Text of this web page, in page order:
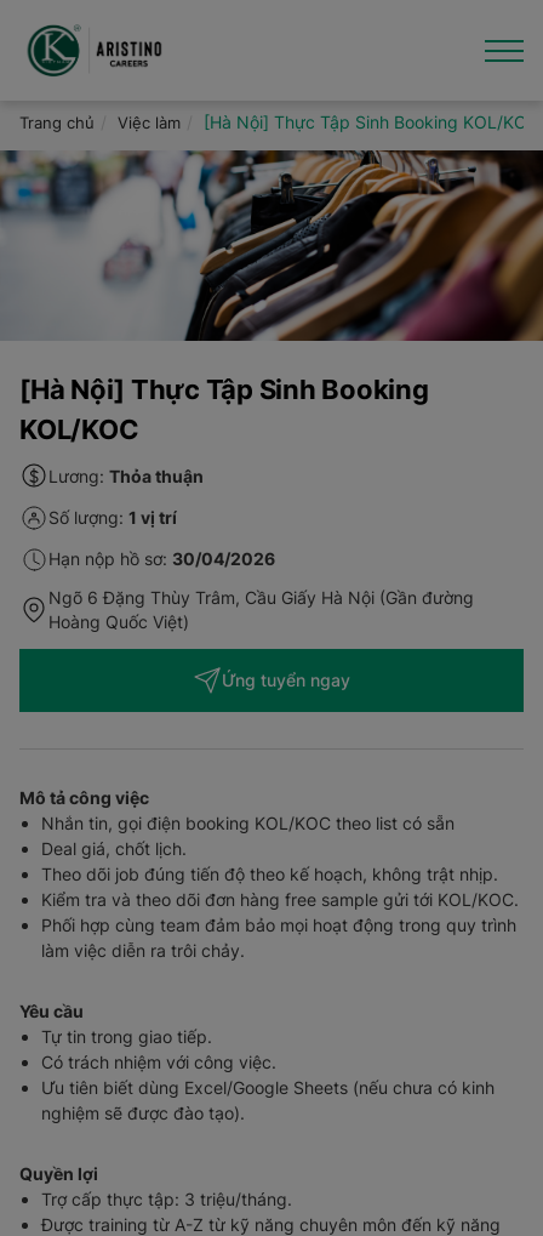
đến
Giới thiệu
Việc làm
Văn hóa - Tin tức
Trang chủ Việc làm [Hà Nội] Thực Tập Sinh Booking KOL/KOC
[Hà Nội] Thực Tập Sinh Booking
KOL/KOC
Lương: Thỏa thuận
Số lượng: 1 vị trí
Hạn nộp hồ sơ: 30/04/2026
Ngõ 6 Đặng Thùy Trâm, Cầu Giấy Hà Nội (Gần đường
Hoàng Quốc Việt)
Ứng tuyển ngay
Mô tả công việc
Nhắn tin, gọi điện booking KOL/KOC theo list có sẵn
Deal giá, chốt lịch.
Theo dõi job đúng tiến độ theo kế hoạch, không trật nhịp.
Kiểm tra và theo dõi đơn hàng free sample gửi tới KOL/KOC.
Phối hợp cùng team đảm bảo mọi hoạt động trong quy trình
làm việc diễn ra trôi chảy.
Yêu cầu
Tự tin trong giao tiếp.
Có trách nhiệm với công việc.
Ưu tiên biết dùng Excel/Google Sheets (nếu chưa có kinh
nghiệm sẽ được đào tạo).
Quyền lợi
Trợ cấp thực tập: 3 triệu/tháng.
Được training từ A-Z từ kỹ năng chuyên môn đến kỹ năng